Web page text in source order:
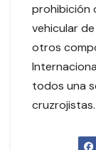
prohibición
vehicular
otros
todos una
cruzrojistas.